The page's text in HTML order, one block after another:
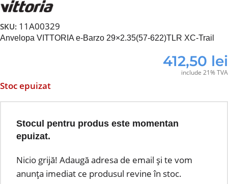
SKU: 11A00329
Anvelopa VITTORIA e-Barzo 29×2.35(57-622)TLR XC-Trail
412,50 lei
include 21% TVA
Stoc epuizat
Stocul pentru produs este momentan
epuizat.
Nicio grijă! Adaugă adresa de email și te vom
anunța imediat ce produsul revine în stoc.